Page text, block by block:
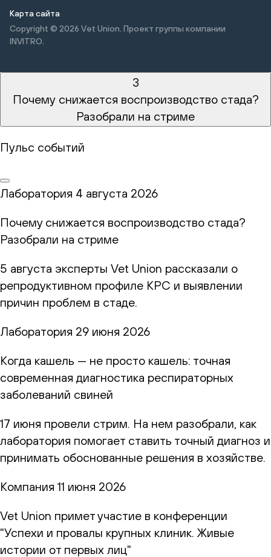
Карта сайта
Copyright © 2026 Vet Union. Проект группы компании
INVITRO.
3
Почему снижается воспроизводство стада?
Разобрали на стриме
Пульс событий
Лаборатория 4 августа 2026
Почему снижается воспроизводство стада?
Разобрали на стриме
5 августа эксперты Vet Union рассказали о
репродуктивном профиле КРС и выявлении
причин проблем в стаде.
Лаборатория 29 июня 2026
Когда кашель — не просто кашель: точная
современная диагностика респираторных
заболеваний свиней
17 июня провели стрим. На нем разобрали, как
лаборатория помогает ставить точный диагноз и
принимать обоснованные решения в хозяйстве.
Компания 11 июня 2026
Vet Union примет участие в конференции
"Успехи и провалы крупных клиник. Живые
истории от первых лиц"